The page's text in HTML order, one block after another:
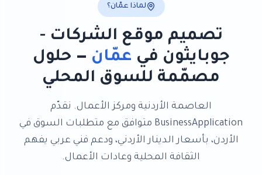
لماذا عمّان؟
تصميم موقع الشركات -
جوبايثون في عمّان — حلول
مصمّمة للسوق المحلي
العاصمة الأردنية ومركز الأعمال. نقدّم
BusinessApplication متوافق مع متطلبات السوق في
الأردن، بأسعار الدينار الأردني، ودعم فني عربي يفهم
الثقافة المحلية وعادات الأعمال.